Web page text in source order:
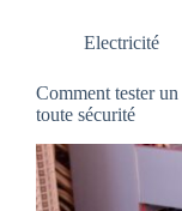
Electricité
Comment tester
toute sécurité